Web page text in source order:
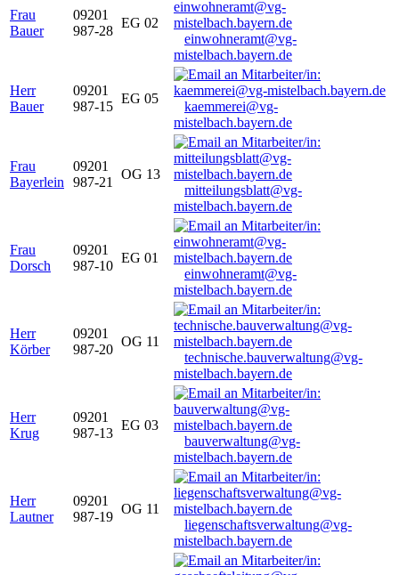
Frau
Bauer
09201
987-28
EG 02
einwohneramt@vg-
mistelbach.bayern.de
Herr
Bauer
09201
987-15
EG 05
kaemmerei@vg-
mistelbach.bayern.de
Frau
Bayerlein
09201
987-21
OG 13
mitteilungsblatt@vg-
mistelbach.bayern.de
Frau
Dorsch
09201
987-10
EG 01
einwohneramt@vg-
mistelbach.bayern.de
Herr
Körber
09201
987-20
OG 11
technische.bauverwaltung@vg-
mistelbach.bayern.de
Herr
Krug
09201
987-13
EG 03
bauverwaltung@vg-
mistelbach.bayern.de
Herr
Lautner
09201
987-19
OG 11
liegenschaftsverwaltung@vg-
mistelbach.bayern.de